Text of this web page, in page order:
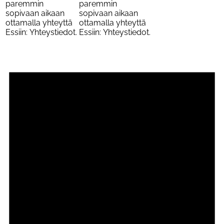
paremmin
sopivaan aikaan
ottamalla yhteyttä
Essiin: Yhteystiedot.
paremmin
sopivaan aikaan
ottamalla yhteyttä
Essiin: Yhteystiedot.